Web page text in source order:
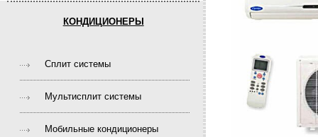
КОНДИЦИОНЕРЫ
Cплит системы
Мультисплит системы
Мобильные кондиционеры